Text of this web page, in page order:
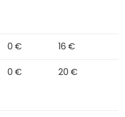
0 € 16 €
0 € 20 €